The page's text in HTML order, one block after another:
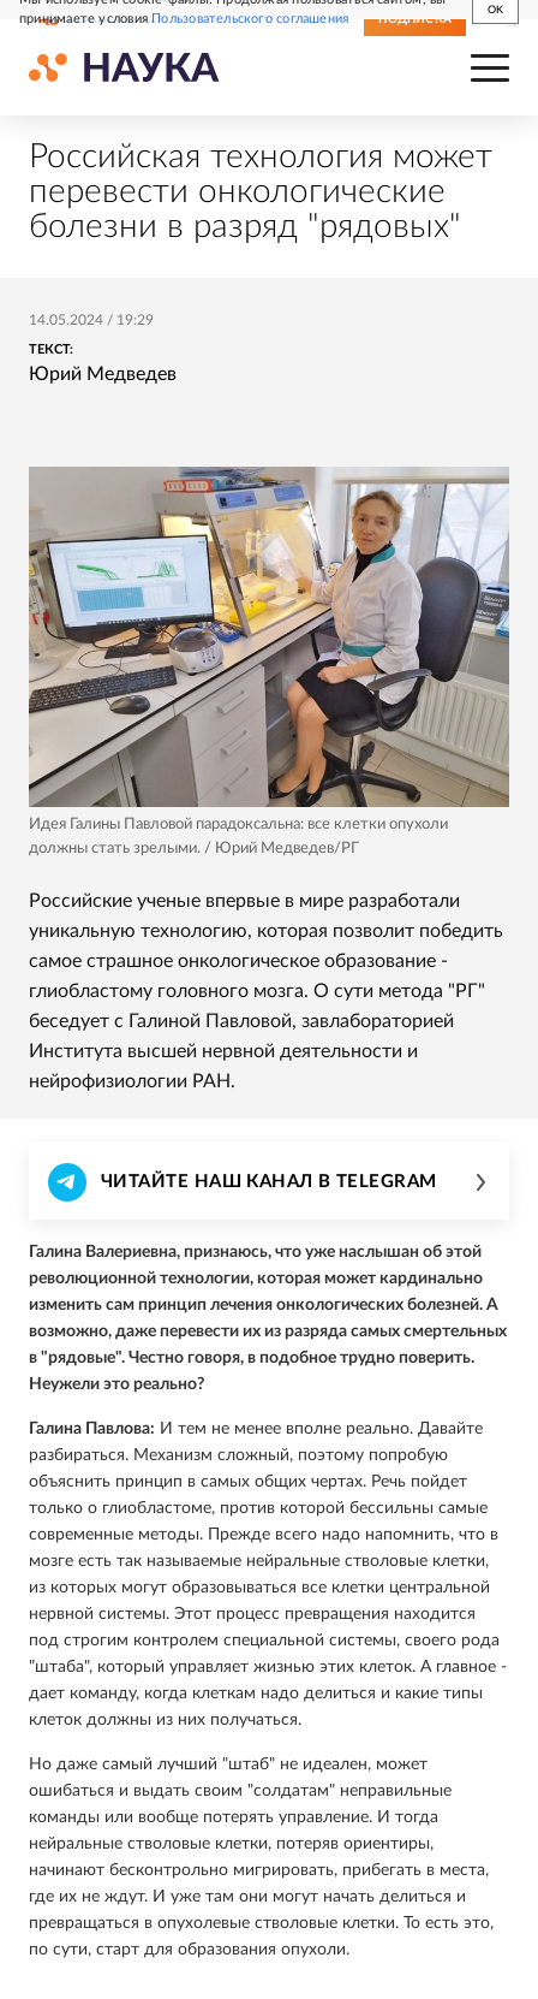
принимаете условияПользовательского соглашения
OK
СВЕЖИЙ НОМЕР ПОДПИСКА
Российская технология может
перевести онкологические
болезни в разряд "рядовых"
14.05.2024 / 19:29
ТЕКСТ:
Юрий Медведев
Идея Галины Павловой парадоксальна: все клетки опухоли
должны стать зрелыми. / Юрий Медведев/РГ
Российские ученые впервые в мире разработали
уникальную технологию, которая позволит победить
самое страшное онкологическое образование -
глиобластому головного мозга. О сути метода "РГ"
беседует с Галиной Павловой, завлабораторией
Института высшей нервной деятельности и
нейрофизиологии РАН.
ЧИТАЙТЕ НАШ КАНАЛ В TELEGRAM
Галина Валериевна, признаюсь, что уже наслышан об этой
революционной технологии, которая может кардинально
изменить сам принцип лечения онкологических болезней. А
возможно, даже перевести их из разряда самых смертельных
в "рядовые". Честно говоря, в подобное трудно поверить.
Неужели это реально?
Галина Павлова: И тем не менее вполне реально. Давайте
разбираться. Механизм сложный, поэтому попробую
объяснить принцип в самых общих чертах. Речь пойдет
только о глиобластоме, против которой бессильны самые
современные методы. Прежде всего надо напомнить, что в
мозге есть так называемые нейральные стволовые клетки,
из которых могут образовываться все клетки центральной
нервной системы. Этот процесс превращения находится
под строгим контролем специальной системы, своего рода
"штаба", который управляет жизнью этих клеток. А главное -
дает команду, когда клеткам надо делиться и какие типы
клеток должны из них получаться.
Но даже самый лучший "штаб" не идеален, может
ошибаться и выдать своим "солдатам" неправильные
команды или вообще потерять управление. И тогда
нейральные стволовые клетки, потеряв ориентиры,
начинают бесконтрольно мигрировать, прибегать в места,
где их не ждут. И уже там они могут начать делиться и
превращаться в опухолевые стволовые клетки. То есть это,
по сути, старт для образования опухоли.